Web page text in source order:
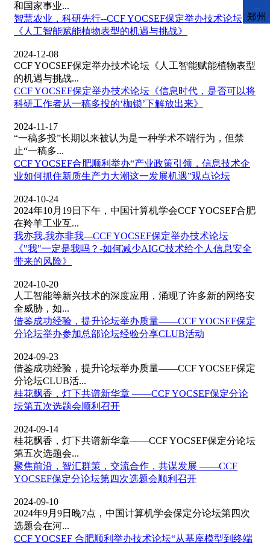
和国家事业...
智慧农业，科研先行--CCF YOCSEF保定举办技术论坛
《人工智能赋能植物表型的机遇与挑战》
2024-12-08
CCF YOCSEF保定举办技术论坛《人工智能赋能植物表型
的机遇与挑战...
CCF YOCSEF保定举办技术论坛《信息时代，是否可以将
科研工作者从一稿多投的‘枷锁’下解放出来》
2024-11-17
“一稿多投”长期以来被认为是一种学术不端行为，但禁
止“一稿多...
CCF YOCSEF合肥顺利举办“产业政策引领，信息技术企
业如何抓住新质生产力大潮这一发展机遇”观点论坛
2024-10-24
2024年10月19日下午，中国计算机学会CCF YOCSEF合肥
在羚羊工业互...
我亦我,我亦非我---CCF YOCSEF保定举办技术论坛
《"我"一定是我吗？-如何减少AIGC技术给个人信息安全
带来的风险》
2024-10-20
人工智能等新兴技术的深度应用，涌现了许多新的网络安
全威胁，如...
借鉴成功经验，提升论坛举办质量——CCF YOCSEF保定
分论坛举办参加总部论坛经验分享CLUB活动
2024-09-23
借鉴成功经验，提升论坛举办质量——CCF YOCSEF保定
分论坛CLUB活...
桂花飘香，灯下共谱新华章 ——CCF YOCSEF保定分论
坛第五次选题会顺利召开
2024-09-14
桂花飘香，灯下共谱新华章——CCF YOCSEF保定分论坛
第五次选题会...
聚焦前沿，智汇群策，交流合作，共谋发展 ——CCF
YOCSEF保定分论坛第四次选题会顺利召开
2024-09-10
2024年9月9日晚7点，中国计算机学会保定分论坛第四次
选题会在河...
CCF YOCSEF 合肥顺利举办技术论坛“从基座模型到终端
郑州